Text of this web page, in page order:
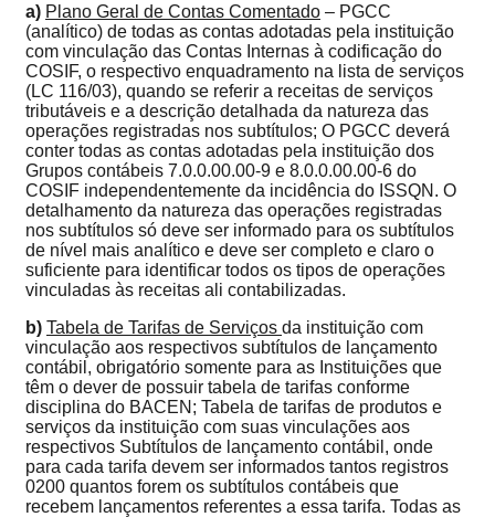
a) Plano Geral de Contas Comentado – PGCC
(analítico) de todas as contas adotadas pela instituição
com vinculação das Contas Internas à codificação do
COSIF, o respectivo enquadramento na lista de serviços
(LC 116/03), quando se referir a receitas de serviços
tributáveis e a descrição detalhada da natureza das
operações registradas nos subtítulos; O PGCC deverá
conter todas as contas adotadas pela instituição dos
Grupos contábeis 7.0.0.00.00-9 e 8.0.0.00.00-6 do
COSIF independentemente da incidência do ISSQN. O
detalhamento da natureza das operações registradas
nos subtítulos só deve ser informado para os subtítulos
de nível mais analítico e deve ser completo e claro o
suficiente para identificar todos os tipos de operações
vinculadas às receitas ali contabilizadas.
b) Tabela de Tarifas de Serviços da instituição com
vinculação aos respectivos subtítulos de lançamento
contábil, obrigatório somente para as Instituições que
têm o dever de possuir tabela de tarifas conforme
disciplina do BACEN; Tabela de tarifas de produtos e
serviços da instituição com suas vinculações aos
respectivos Subtítulos de lançamento contábil, onde
para cada tarifa devem ser informados tantos registros
0200 quantos forem os subtítulos contábeis que
recebem lançamentos referentes a essa tarifa. Todas as